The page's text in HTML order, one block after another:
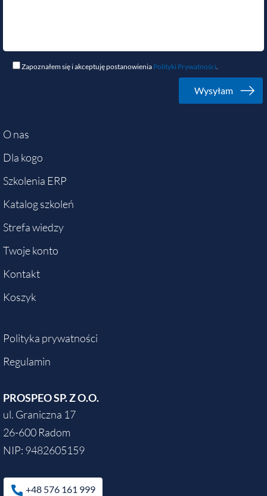
PROSPEO SP. Z O.O.
ul. Graniczna 17
26-600 Radom
NIP: 9482605159
+48 576 161 999
Zapoznałem się i akceptuję postanowienia Polityki Prywatności
O nas
Dla kogo
Szkolenia ERP
Katalog szkoleń
Strefa wiedzy
Twoje konto
Kontakt
Koszyk
Polityka prywatności
Regulamin